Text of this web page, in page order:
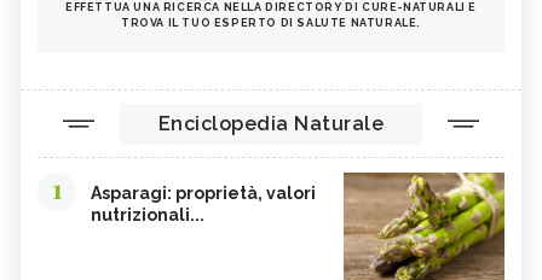
EFFETTUA UNA RICERCA NELLA DIRECTORY DI CURE-NATURALI E
TROVA IL TUO ESPERTO DI SALUTE NATURALE.
Enciclopedia Naturale
1
Asparagi: proprietà, valori
nutrizionali...